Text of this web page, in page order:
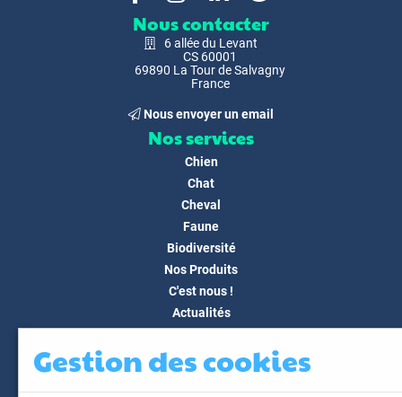
Nous contacter
6 allée du Levant
CS 60001
69890 La Tour de Salvagny
France
Nous envoyer un email
Nos services
Chien
Chat
Cheval
Faune
Biodiversité
Nos Produits
C'est nous !
Actualités
FAQ
Gestion des cookies